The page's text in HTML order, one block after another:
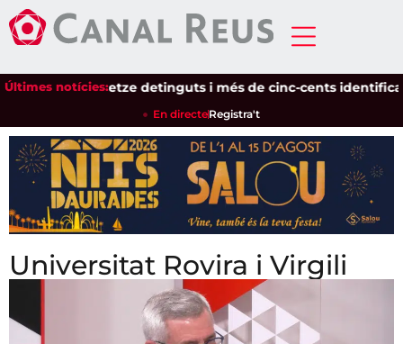
Últimes notícies:
Setze detinguts i més de cinc-cents identificats en un
En directeRegistra't
Universitat Rovira i Virgili